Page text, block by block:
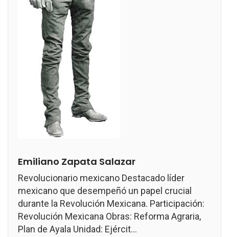
Emiliano Zapata Salazar
Revolucionario mexicano Destacado líder
mexicano que desempeñó un papel crucial
durante la Revolución Mexicana. Participación:
Revolución Mexicana Obras: Reforma Agraria,
Plan de Ayala Unidad: Ejércit...